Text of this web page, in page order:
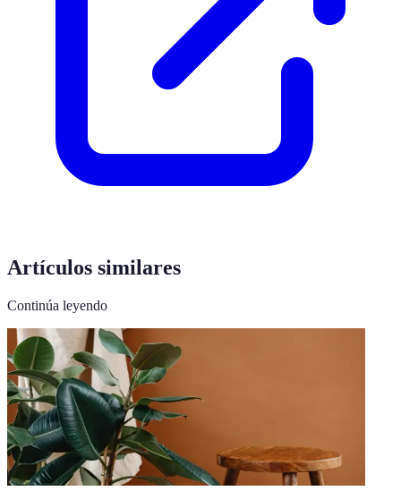
Artículos similares
Continúa leyendo